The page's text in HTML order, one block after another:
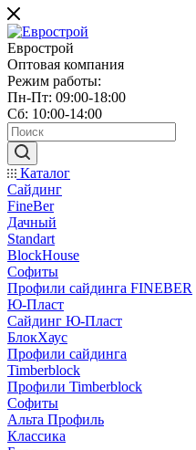
Еврострой
Оптовая компания
Режим работы:
Пн-Пт: 09:00-18:00
Сб: 10:00-14:00
Каталог
Сайдинг
FineBer
Дачный
Standart
BlockHouse
Софиты
Профили сайдинга FINEBER
Ю-Пласт
Сайдинг Ю-Пласт
БлокХаус
Профили сайдинга
Timberblock
Профили Timberblock
Софиты
Альта Профиль
Классика